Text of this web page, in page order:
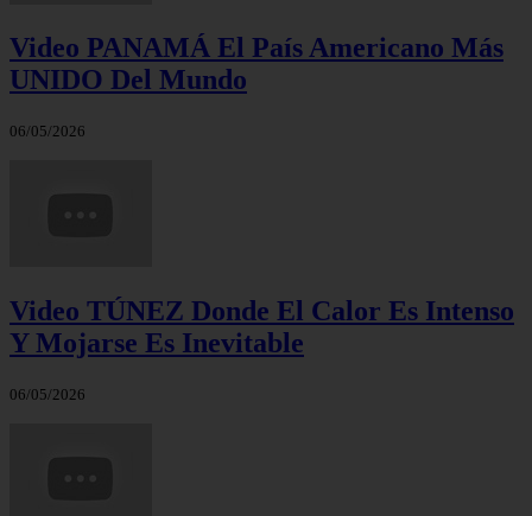
Video PANAMÁ El País Americano Más
UNIDO Del Mundo
06/05/2026
Video TÚNEZ Donde El Calor Es Intenso
Y Mojarse Es Inevitable
06/05/2026